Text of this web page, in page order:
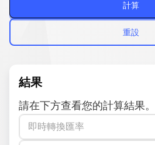
重設
計算
結果
請在下方查看您的計算結果。
即時轉換匯率